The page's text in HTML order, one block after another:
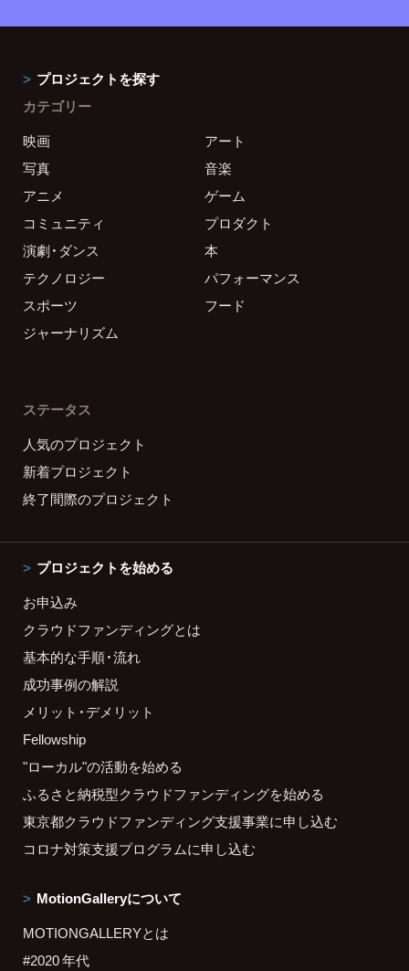
プロジェクトを探す
カテゴリー
映画
アート
写真
音楽
アニメ
ゲーム
コミュニティ
プロダクト
演劇・ダンス
本
テクノロジー
パフォーマンス
スポーツ
フード
ジャーナリズム
ステータス
人気のプロジェクト
新着プロジェクト
終了間際のプロジェクト
プロジェクトを始める
お申込み
クラウドファンディングとは
基本的な手順・流れ
成功事例の解説
メリット・デメリット
Fellowship
"ローカル"の活動を始める
ふるさと納税型クラウドファンディングを始める
東京都クラウドファンディング支援事業に申し込む
コロナ対策支援プログラムに申し込む
MotionGalleryについて
MOTIONGALLERYとは
#2020 年代